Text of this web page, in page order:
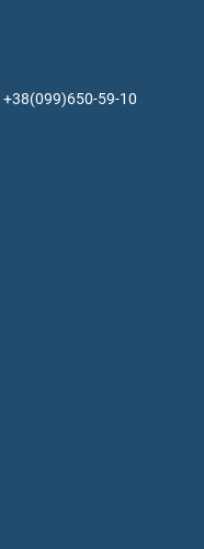
+38(099)650-59-10